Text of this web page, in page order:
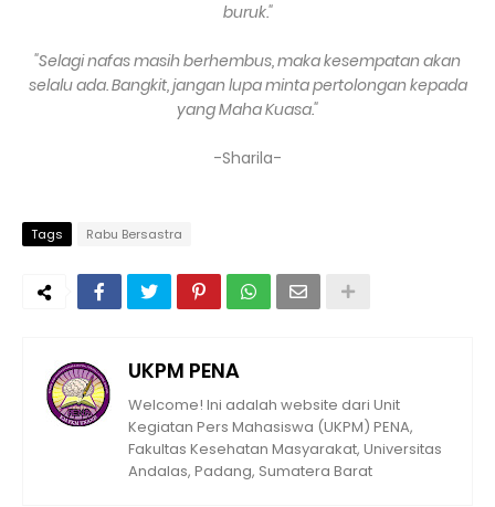
buruk."
"Selagi nafas masih berhembus, maka kesempatan akan
selalu ada. Bangkit, jangan lupa minta pertolongan kepada
yang Maha Kuasa."
-Sharila-
Tags Rabu Bersastra
UKPM PENA
Welcome! Ini adalah website dari Unit
Kegiatan Pers Mahasiswa (UKPM) PENA,
Fakultas Kesehatan Masyarakat, Universitas
Andalas, Padang, Sumatera Barat